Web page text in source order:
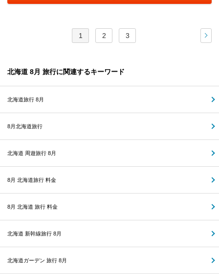
1 2 3
北海道 8月 旅行に関連するキーワード
北海道旅行 8月
8月北海道旅行
北海道 周遊旅行 8月
8月 北海道旅行 料金
8月 北海道 旅行 料金
北海道 新幹線旅行 8月
北海道ガーデン 旅行 8月